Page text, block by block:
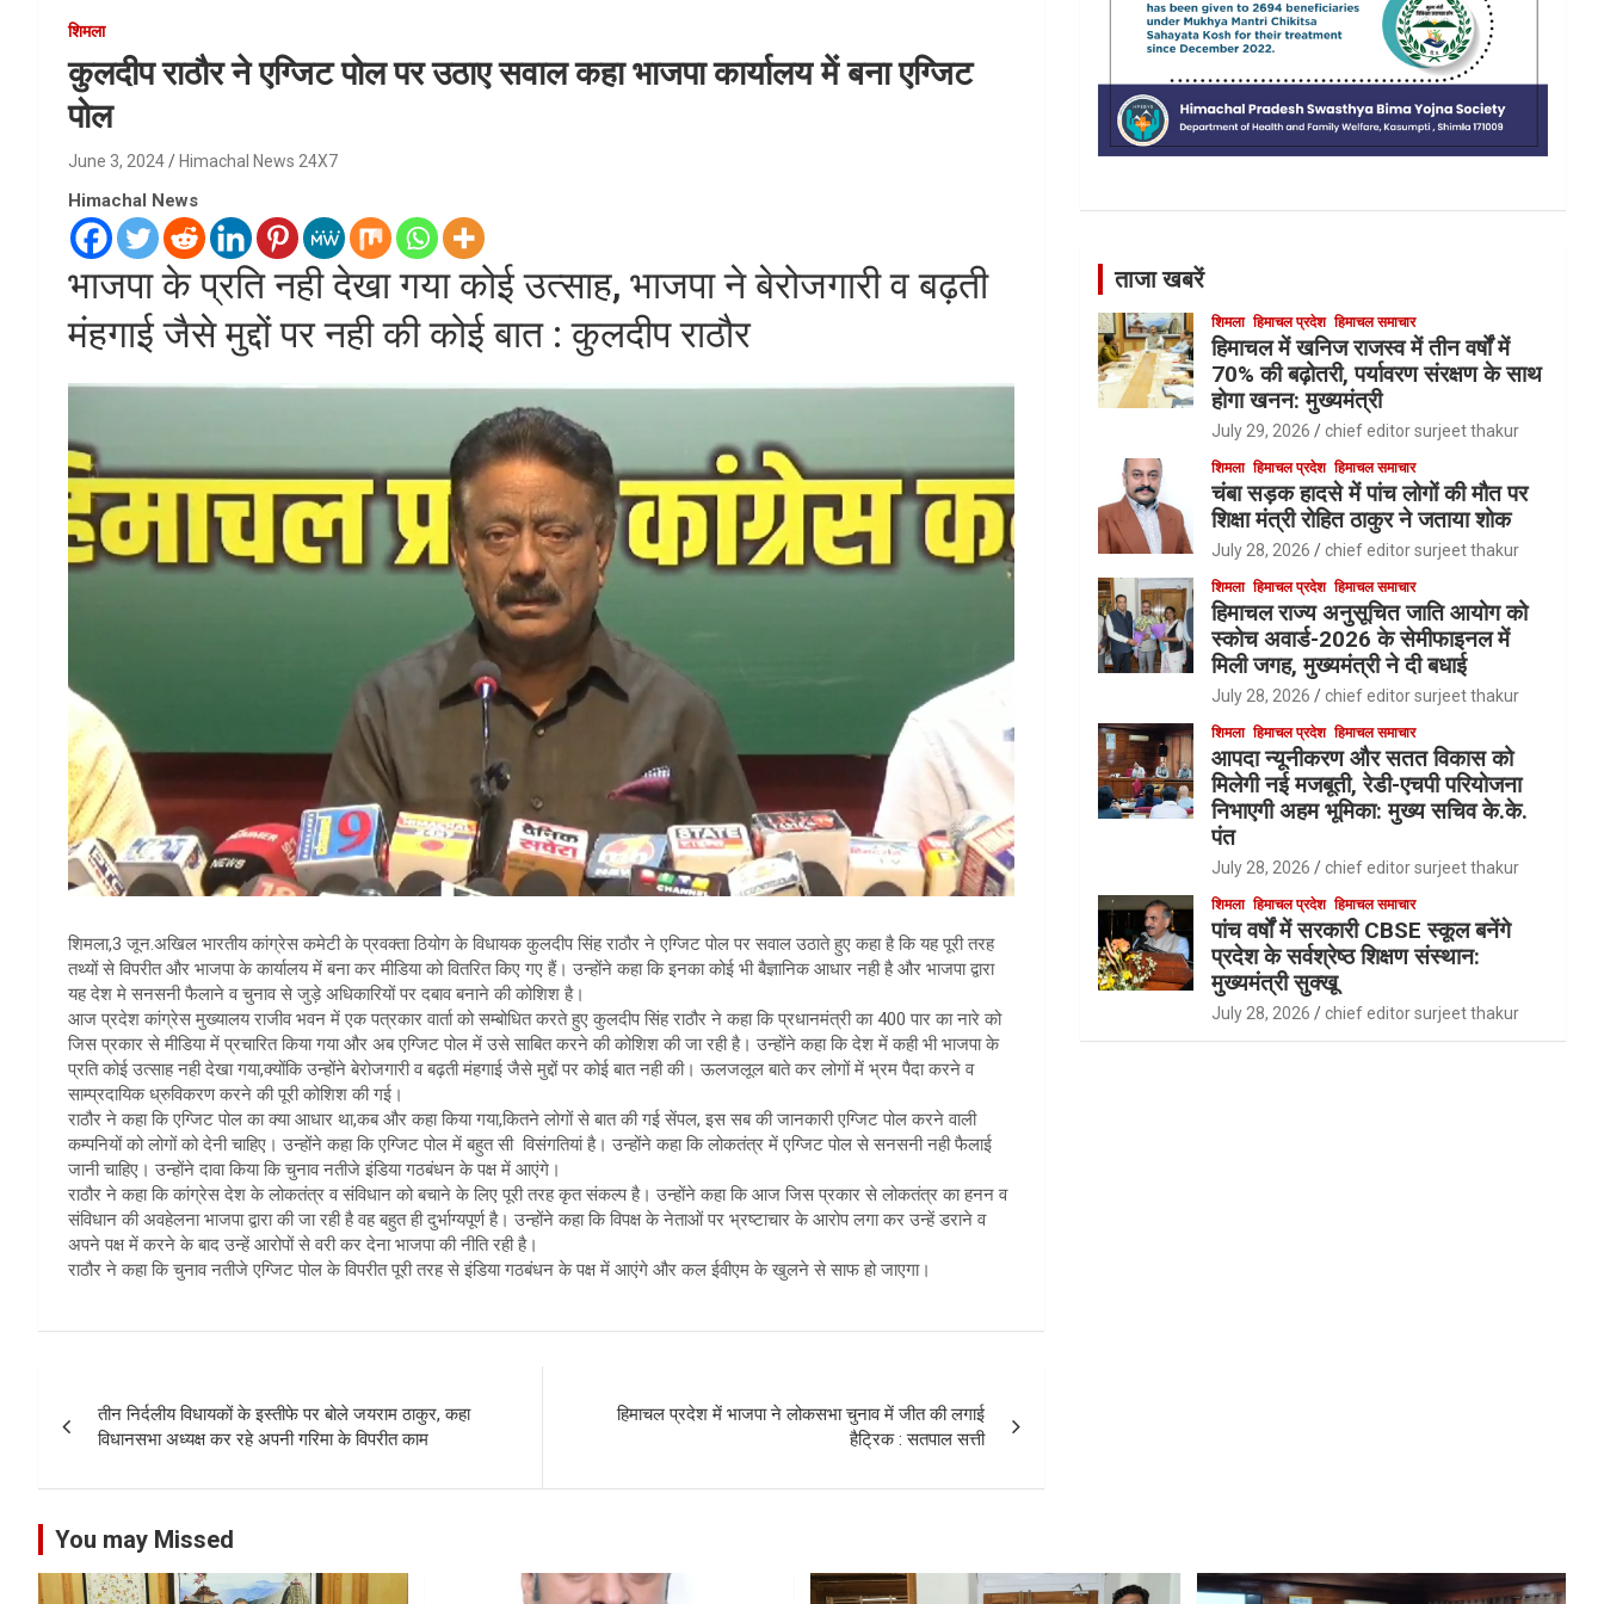
शिमला
कुलदीप राठौर ने एग्जिट पोल पर उठाए सवाल कहा भाजपा कार्यालय में बना एग्जिट
पोल
June 3, 2024 Himachal News 24X7
Himachal News
भाजपा के प्रति नही देखा गया कोई उत्साह, भाजपा ने बेरोजगारी व बढ़ती
मंहगाई जैसे मुद्दों पर नही की कोई बात : कुलदीप राठौर
शिमला,3 जून.अखिल भारतीय कांग्रेस कमेटी के प्रवक्ता ठियोग के विधायक कुलदीप सिंह राठौर ने एग्जिट पोल पर सवाल उठाते हुए कहा है कि यह पूरी तरह
तथ्यों से विपरीत और भाजपा के कार्यालय में बना कर मीडिया को वितरित किए गए हैं। उन्होंने कहा कि इनका कोई भी बैज्ञानिक आधार नही है और भाजपा द्वारा
यह देश मे सनसनी फैलाने व चुनाव से जुड़े अधिकारियों पर दबाव बनाने की कोशिश है।
आज प्रदेश कांग्रेस मुख्यालय राजीव भवन में एक पत्रकार वार्ता को सम्बोधित करते हुए कुलदीप सिंह राठौर ने कहा कि प्रधानमंत्री का 400 पार का नारे को
जिस प्रकार से मीडिया में प्रचारित किया गया और अब एग्जिट पोल में उसे साबित करने की कोशिश की जा रही है। उन्होंने कहा कि देश में कही भी भाजपा के
प्रति कोई उत्साह नही देखा गया,क्योंकि उन्होंने बेरोजगारी व बढ़ती मंहगाई जैसे मुद्दों पर कोई बात नही की। ऊलजलूल बाते कर लोगों में भ्रम पैदा करने व
साम्प्रदायिक ध्रुविकरण करने की पूरी कोशिश की गई।
राठौर ने कहा कि एग्जिट पोल का क्या आधार था,कब और कहा किया गया,कितने लोगों से बात की गई सेंपल, इस सब की जानकारी एग्जिट पोल करने वाली
कम्पनियों को लोगों को देनी चाहिए। उन्होंने कहा कि एग्जिट पोल में बहुत सी विसंगतियां है। उन्होंने कहा कि लोकतंत्र में एग्जिट पोल से सनसनी नही फैलाई
जानी चाहिए। उन्होंने दावा किया कि चुनाव नतीजे इंडिया गठबंधन के पक्ष में आएंगे।
राठौर ने कहा कि कांग्रेस देश के लोकतंत्र व संविधान को बचाने के लिए पूरी तरह कृत संकल्प है। उन्होंने कहा कि आज जिस प्रकार से लोकतंत्र का हनन व
संविधान की अवहेलना भाजपा द्वारा की जा रही है वह बहुत ही दुर्भाग्यपूर्ण है। उन्होंने कहा कि विपक्ष के नेताओं पर भ्रष्टाचार के आरोप लगा कर उन्हें डराने व
अपने पक्ष में करने के बाद उन्हें आरोपों से वरी कर देना भाजपा की नीति रही है।
राठौर ने कहा कि चुनाव नतीजे एग्जिट पोल के विपरीत पूरी तरह से इंडिया गठबंधन के पक्ष में आएंगे और कल ईवीएम के खुलने से साफ हो जाएगा।
navigation
तीन निर्दलीय विधायकों के इस्तीफे पर बोले जयराम ठाकुर, कहा
विधानसभा अध्यक्ष कर रहे अपनी गरिमा के विपरीत काम
हिमाचल प्रदेश में भाजपा ने लोकसभा चुनाव में जीत की लगाई
हैट्रिक : सतपाल सत्ती
ताजा खबरें
शिमला हिमाचल प्रदेश हिमाचल समाचार
हिमाचल में खनिज राजस्व में तीन वर्षों में
70% की बढ़ोतरी, पर्यावरण संरक्षण के साथ
होगा खनन: मुख्यमंत्री
July 29, 2026 chief editor surjeet thakur
शिमला हिमाचल प्रदेश हिमाचल समाचार
चंबा सड़क हादसे में पांच लोगों की मौत पर
शिक्षा मंत्री रोहित ठाकुर ने जताया शोक
July 28, 2026 chief editor surjeet thakur
शिमला हिमाचल प्रदेश हिमाचल समाचार
हिमाचल राज्य अनुसूचित जाति आयोग को
स्कोच अवार्ड-2026 के सेमीफाइनल में
मिली जगह, मुख्यमंत्री ने दी बधाई
July 28, 2026 chief editor surjeet thakur
शिमला हिमाचल प्रदेश हिमाचल समाचार
आपदा न्यूनीकरण और सतत विकास को
मिलेगी नई मजबूती, रेडी-एचपी परियोजना
निभाएगी अहम भूमिका: मुख्य सचिव के.के.
पंत
July 28, 2026 chief editor surjeet thakur
शिमला हिमाचल प्रदेश हिमाचल समाचार
पांच वर्षों में सरकारी CBSE स्कूल बनेंगे
प्रदेश के सर्वश्रेष्ठ शिक्षण संस्थान:
मुख्यमंत्री सुक्खू
July 28, 2026 chief editor surjeet thakur
You may Missed